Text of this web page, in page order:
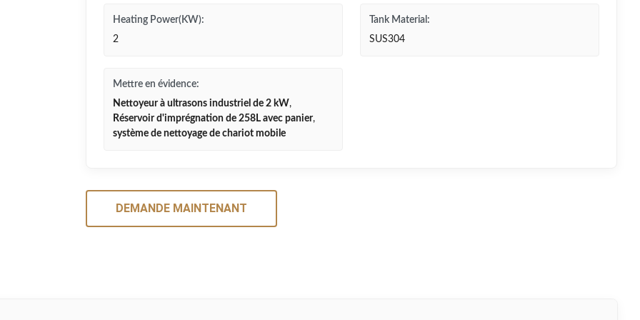
Heating Power(KW):
2
Tank Material:
SUS304
Mettre en évidence:
Nettoyeur à ultrasons industriel de 2 kW,
Réservoir d'imprégnation de 258L avec panier,
système de nettoyage de chariot mobile
DEMANDE MAINTENANT